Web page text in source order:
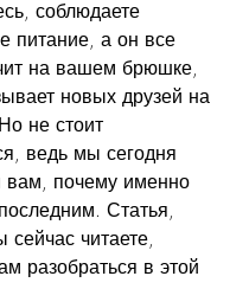
соблюдаете
питание, а он все
на вашем брюшке,
новых друзей на
не стоит
ведь мы сегодня
вам, почему именно
Статья,
сейчас читаете,
разобраться в этой